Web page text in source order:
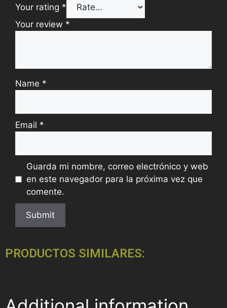
Your rating *
Your review *
Name *
Email *
Guarda mi nombre, correo electrónico y web
en este navegador para la próxima vez que
comente.
PRODUCTOS SIMILARES: